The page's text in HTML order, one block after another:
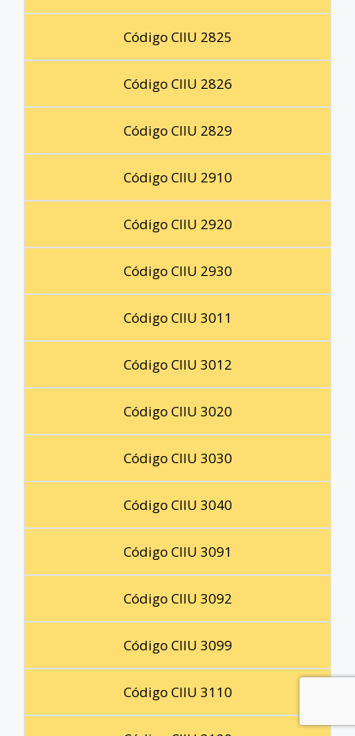
Código CIIU 2825
Código CIIU 2826
Código CIIU 2829
Código CIIU 2910
Código CIIU 2920
Código CIIU 2930
Código CIIU 3011
Código CIIU 3012
Código CIIU 3020
Código CIIU 3030
Código CIIU 3040
Código CIIU 3091
Código CIIU 3092
Código CIIU 3099
Código CIIU 3110